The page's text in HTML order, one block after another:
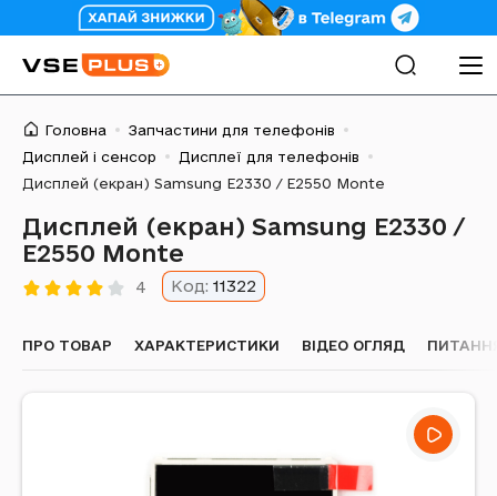
Головна
Запчастини для телефонів
Дисплей і сенсор
Дисплеї для телефонів
Дисплей (екран) Samsung E2330 / E2550 Monte
Дисплей (екран) Samsung E2330 /
E2550 Monte
4 Код: 11322
ПРО ТОВАР ХАРАКТЕРИСТИКИ ВІДЕО ОГЛЯД